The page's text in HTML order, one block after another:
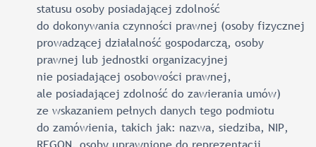
statusu osoby posiadającej zdolność
do dokonywania czynności prawnej (osoby fizycznej
prowadzącej działalność gospodarczą, osoby
prawnej lub jednostki organizacyjnej
nie posiadającej osobowości prawnej,
ale posiadającej zdolność do zawierania umów)
ze wskazaniem pełnych danych tego podmiotu
do zamówienia, takich jak: nazwa, siedziba, NIP,